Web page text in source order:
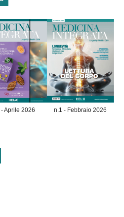
- Aprile 2026 n.1 - Febbraio 2026